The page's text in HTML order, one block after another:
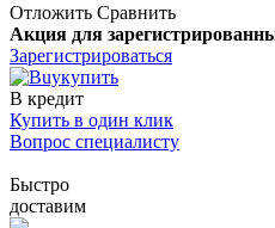
Отложить Сравнить
Акция для
Зарегистрироваться
купить
В кредит
Купить в один клик
Вопрос специалисту
Быстро
доставим